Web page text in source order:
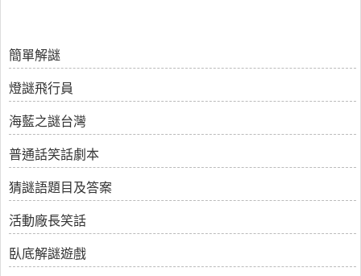
簡單解謎
燈謎飛行員
海藍之謎台灣
普通話笑話劇本
猜謎語題目及答案
活動廠長笑話
臥底解謎遊戲